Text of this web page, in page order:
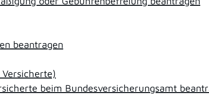
beantragen
beim Bundesversicherungsamt